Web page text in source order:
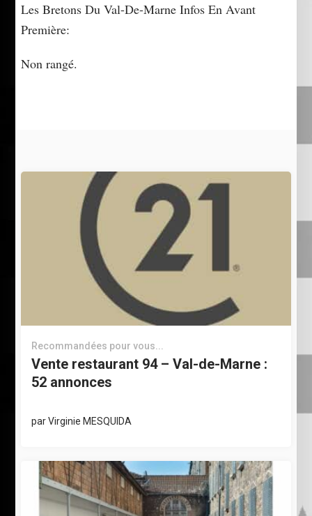
Les Bretons Du Val-De-Marne Infos En Avant
Première:
Non rangé.
Recommandées pour vous...
Vente restaurant 94 – Val-de-Marne :
52 annonces
parVirginie MESQUIDA